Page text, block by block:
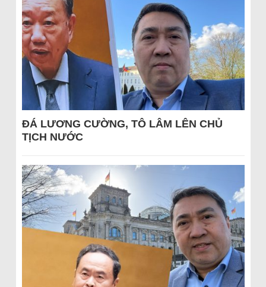
ĐÁ LƯƠNG CƯỜNG, TÔ LÂM LÊN CHỦ
TỊCH NƯỚC